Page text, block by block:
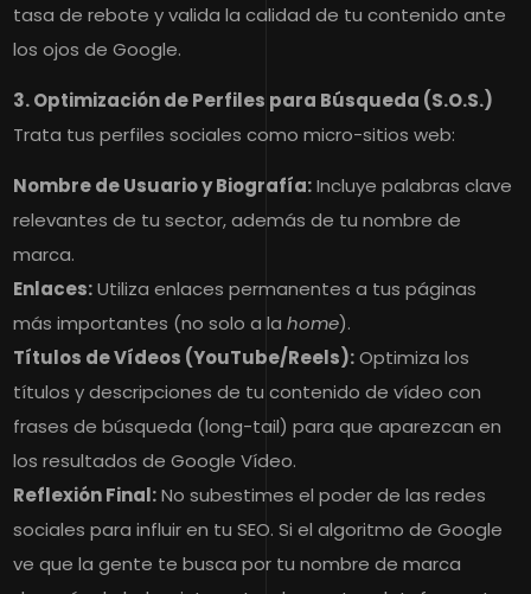
tasa de rebote y valida la calidad de tu contenido ante
los ojos de Google.
3. Optimización de Perfiles para Búsqueda (S.O.S.)
Trata tus perfiles sociales como micro-sitios web:
Nombre de Usuario y Biografía:Incluye palabras clave
relevantes de tu sector, además de tu nombre de
marca.
Enlaces:Utiliza enlaces permanentes a tus páginas
más importantes (no solo a la home).
Títulos de Vídeos (YouTube/Reels):Optimiza los
títulos y descripciones de tu contenido de vídeo con
frases de búsqueda (long-tail) para que aparezcan en
los resultados de Google Vídeo.
Reflexión Final:No subestimes el poder de las redes
sociales para influir en tu SEO. Si el algoritmo de Google
ve que la gente te busca por tu nombre de marca